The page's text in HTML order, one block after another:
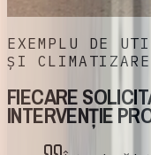
EXEMPLU DE
ȘI CLIMATIZARE
FIECARE
INTERVENȚIE